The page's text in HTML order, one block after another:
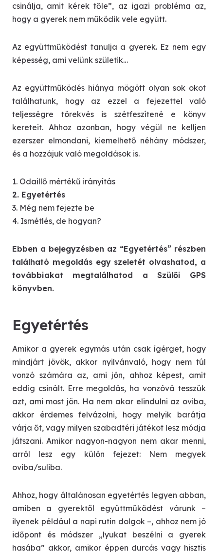
csinálja, amit kérek tőle”, az igazi probléma az,
hogy a gyerek nem működik vele együtt.
Az együttműködést tanulja a gyerek. Ez nem egy
ké­pesség, ami velünk születik…
Az együttműködés hiánya mögött olyan sok okot
találhatunk, hogy az ezzel a fejezettel való
teljességre törekvés is szétfeszítené e könyv
kereteit. Ahhoz azonban, hogy végül ne kelljen
ezerszer elmondani, kiemelhető néhány módszer,
és a hozzájuk való megoldások is.
1. Odaillő mértékű irányítás
2. Egyetértés
3. Még nem fejezte be
4. Ismétlés, de hogyan?
Ebben a bejegyzésben az “Egyetértés” részben
található megoldás egy szeletét olvashatod, a
továbbiakat megtalálhatod a Szülői GPS
könyvben.
Egyetértés
Amikor a gyerek egymás után csak ígérget, hogy
mindjárt jövök, akkor nyilvánvaló, hogy nem túl
vonzó számára az, ami jön, ahhoz képest, amit
eddig csinált. Erre megoldás, ha vonzóvá tesszük
azt, ami most jön. Ha nem akar elindulni az oviba,
akkor érdemes felvázolni, hogy melyik barátja
várja őt, vagy milyen szabadtéri játékot lesz módja
játszani. Amikor nagyon-nagyon nem akar menni,
arról lesz egy külön fejezet: Nem megyek
oviba/suliba.
Ahhoz, hogy általánosan egyetértés legyen abban,
amiben a gyerektől együttműködést várunk –
ilyenek például a napi rutin dolgok –, ahhoz nem jó
időpont és módszer „lyukat beszélni a gyerek
hasába” akkor, amikor éppen durcás vagy hisztis